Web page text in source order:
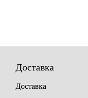
Доставка
Доставка